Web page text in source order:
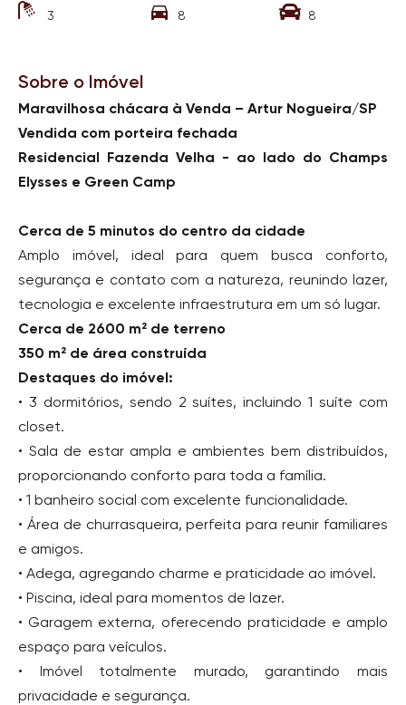
3 8 8
Sobre o Imóvel
Maravilhosa chácara à Venda – Artur Nogueira/SP
Vendida com porteira fechada
Residencial Fazenda Velha - ao lado do Champs
Elysses e Green Camp
Cerca de 5 minutos do centro da cidade
Amplo imóvel, ideal para quem busca conforto,
segurança e contato com a natureza, reunindo lazer,
tecnologia e excelente infraestrutura em um só lugar.
Cerca de 2600 m² de terreno
350 m² de área construída
Destaques do imóvel:
• 3 dormitórios, sendo 2 suítes, incluindo 1 suíte com
closet.
• Sala de estar ampla e ambientes bem distribuídos,
proporcionando conforto para toda a família.
• 1 banheiro social com excelente funcionalidade.
• Área de churrasqueira, perfeita para reunir familiares
e amigos.
• Adega, agregando charme e praticidade ao imóvel.
• Piscina, ideal para momentos de lazer.
• Garagem externa, oferecendo praticidade e amplo
espaço para veículos.
• Imóvel totalmente murado, garantindo mais
privacidade e segurança.